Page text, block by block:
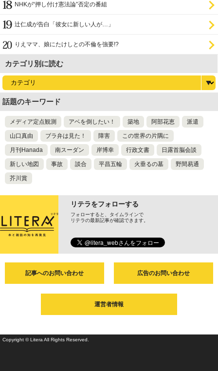
NHKが“押し付け憲法論”否定の番組
辻仁成が告白「彼女に新しい人が…」
りえママ、娘にたけしとの不倫を強要!?
カテゴリ別に読む
話題のキーワード
メディア定点観測 アベを倒したい！ 築地 阿部花恵 派遣
山口真由 ブラ弁は見た！ 障害 この世界の片隅に
月刊Hanada 南スーダン 岸博幸 行政文書 日露首脳会談
新しい地図 事故 談合 平昌五輪 火垂るの墓 野間易通
芥川賞
リテラをフォローする
フォローすると、タイムラインで
リテラの最新記事が確認できます。
記事へのお問い合わせ 広告のお問い合わせ
運営者情報
Copyright © Litera All Rights Reserved.